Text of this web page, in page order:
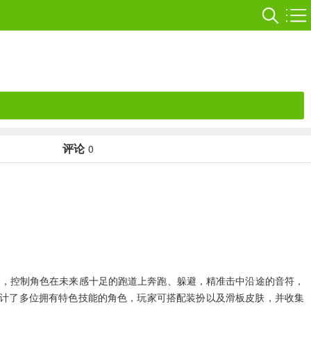
评论 0
制角色在未来感十足的跑道上奔跑、躲避，精准击中沿途的音符，
了多位拥有特色技能的角色，玩家可搭配装扮以及滑板皮肤，并收集